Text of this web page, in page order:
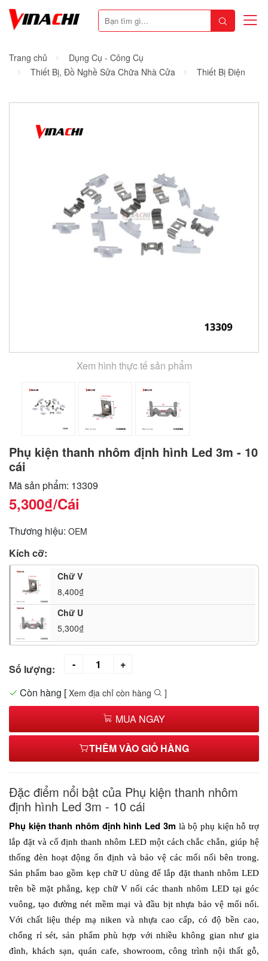
Trang chủ
Dụng Cụ - Công Cụ
Thiết Bị, Đồ Nghề Sửa Chữa Nhà Cửa
Thiết Bị Điện
Xem hình thực tế sản phẩm
Phụ kiện thanh nhôm định hình Led 3m - 10
cái
Mã sản phẩm: 13309
5,300₫/Cái
Thương hiệu: OEM
Kích cỡ:
Chữ V
8,400₫
Chữ U
5,300₫
Số lượng:
Còn hàng [ Xem địa chỉ còn hàng ]
MUA NGAY
THÊM VÀO GIỎ HÀNG
Đặc điểm nổi bật của Phụ kiện thanh nhôm
định hình Led 3m - 10 cái
Phụ kiện thanh nhôm định hình Led 3m là bộ phụ kiện hỗ trợ
lắp đặt và cố định thanh nhôm LED một cách chắc chắn, giúp hệ
thống đèn hoạt động ổn định và bảo vệ các mối nối bên trong.
Sản phẩm bao gồm kẹp chữ U dùng để lắp đặt thanh nhôm LED
trên bề mặt phẳng, kẹp chữ V nối các thanh nhôm LED tại góc
vuông, tạo đường nét mềm mại và đầu bịt nhựa bảo vệ mối nối.
Với chất liệu thép mạ niken và nhựa cao cấp, có độ bền cao,
chống rỉ sét, sản phẩm phù hợp với nhiều không gian như gia
đình, khách sạn, quán cafe, showroom, công trình nội thất gỗ,